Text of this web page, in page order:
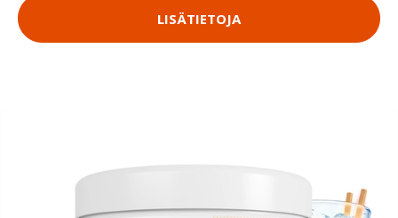
LISÄTIETOJA